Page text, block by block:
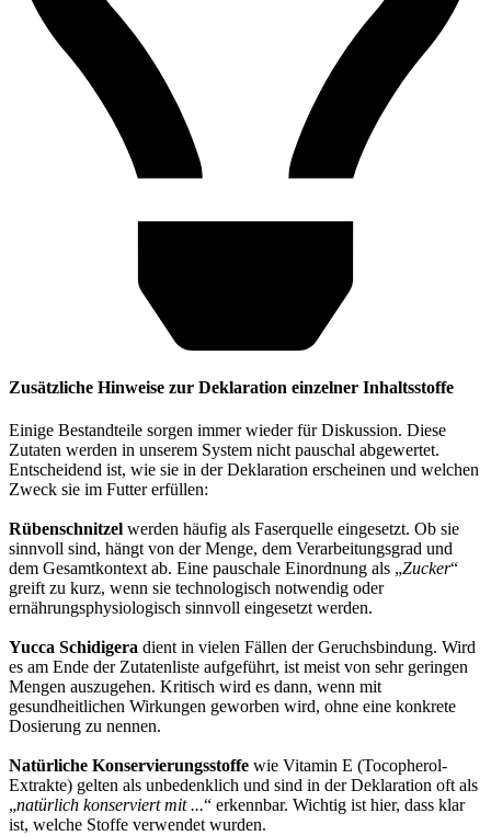
Zusätzliche Hinweise zur Deklaration einzelner Inhaltsstoffe
Einige Bestandteile sorgen immer wieder für Diskussion. Diese
Zutaten werden in unserem System nicht pauschal abgewertet.
Entscheidend ist, wie sie in der Deklaration erscheinen und welchen
Zweck sie im Futter erfüllen:
Rübenschnitzel werden häufig als Faserquelle eingesetzt. Ob sie
sinnvoll sind, hängt von der Menge, dem Verarbeitungsgrad und
dem Gesamtkontext ab. Eine pauschale Einordnung als „Zucker“
greift zu kurz, wenn sie technologisch notwendig oder
ernährungsphysiologisch sinnvoll eingesetzt werden.
Yucca Schidigera dient in vielen Fällen der Geruchsbindung. Wird
es am Ende der Zutatenliste aufgeführt, ist meist von sehr geringen
Mengen auszugehen. Kritisch wird es dann, wenn mit
gesundheitlichen Wirkungen geworben wird, ohne eine konkrete
Dosierung zu nennen.
Natürliche Konservierungsstoffe wie Vitamin E (Tocopherol-
Extrakte) gelten als unbedenklich und sind in der Deklaration oft als
„natürlich konserviert mit ...“ erkennbar. Wichtig ist hier, dass klar
ist, welche Stoffe verwendet wurden.